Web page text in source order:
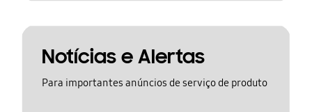
Notícias e Alertas
Para importantes anúncios de serviço de produto